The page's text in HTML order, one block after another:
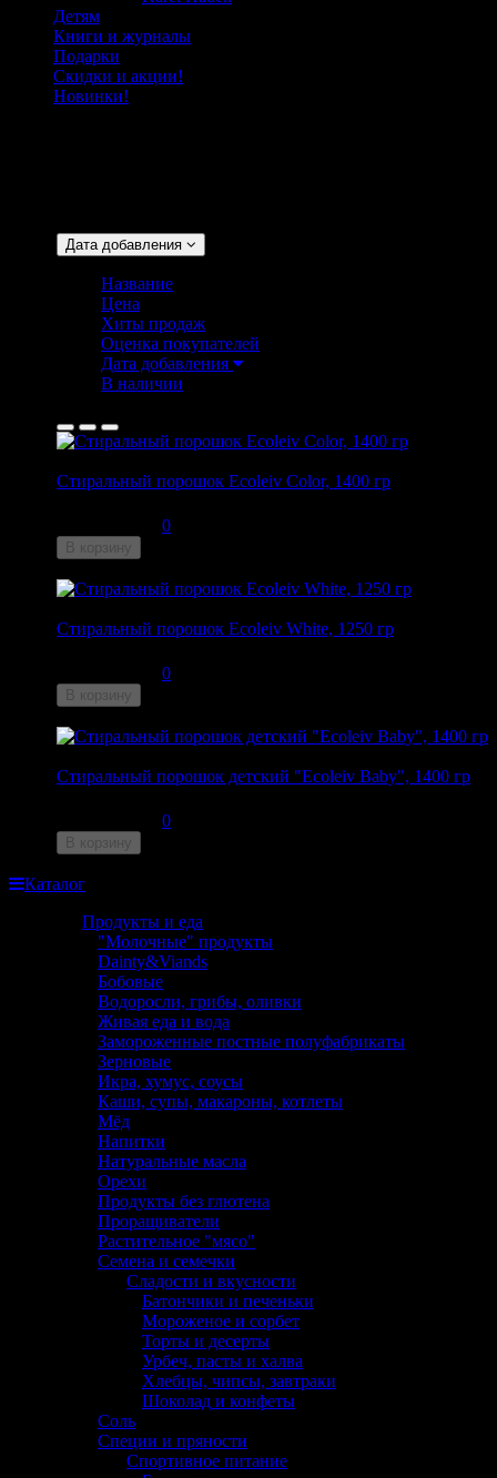
Детям
Книги и журналы
Подарки
Скидки и акции!
Новинки!
Дата добавления
Название
Цена
Хиты продаж
Оценка покупателей
Дата добавления
В наличии
Стиральный порошок Ecoleiv Color, 1400 гр
0
В корзину
Стиральный порошок Ecoleiv White, 1250 гр
0
В корзину
Стиральный порошок детский "Ecoleiv Baby", 1400 гр
0
В корзину
Каталог
Продукты и еда
"Молочные" продукты
Dainty&Viands
Бобовые
Водоросли, грибы, оливки
Живая еда и вода
Замороженные постные полуфабрикаты
Зерновые
Икра, хумус, соусы
Каши, супы, макароны, котлеты
Мёд
Напитки
Натуральные масла
Орехи
Продукты без глютена
Проращиватели
Растительное "мясо"
Семена и семечки
Сладости и вкусности
Батончики и печеньки
Мороженое и сорбет
Торты и десерты
Урбеч, пасты и халва
Хлебцы, чипсы, завтраки
Шоколад и конфеты
Соль
Специи и пряности
Спортивное питание